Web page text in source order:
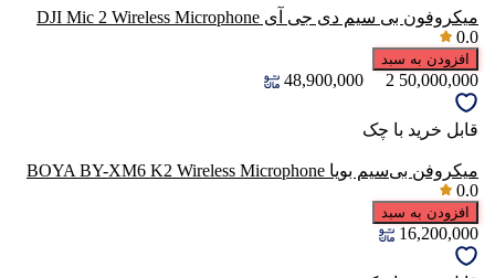
میکروفون بی سیم دی جی آی DJI Mic 2 Wireless Microphone
0.0
افزودن به سبد
50,000,000
2
48,900,000
قابل خرید با چک
میکروفن بی‌سیم بویا BOYA BY-XM6 K2 Wireless Microphone
0.0
افزودن به سبد
16,200,000